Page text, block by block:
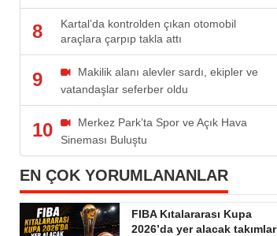
8
Kartal’da kontrolden çıkan otomobil
araçlara çarpıp takla attı
9
Makilik alanı alevler sardı, ekipler ve
vatandaşlar seferber oldu
10
Merkez Park’ta Spor ve Açık Hava
Sineması Buluştu
EN ÇOK YORUMLANANLAR
FIBA Kıtalararası Kupa
2026’da yer alacak takımlar